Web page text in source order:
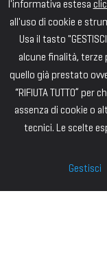
l'informativa estesa
all'uso di cookie e
Usa il tasto
alcune finalità, terze
quello già prestato
“RIFIUTA TUTTO”
assenza di cookie o
tecnici. Le scelte
Gestisci